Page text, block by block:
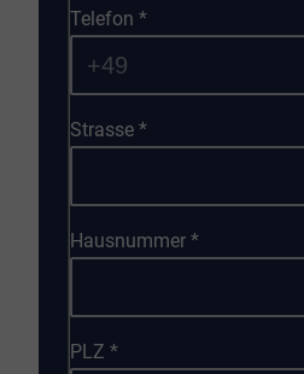
Telefon*
Strasse*
Hausnummer*
PLZ*